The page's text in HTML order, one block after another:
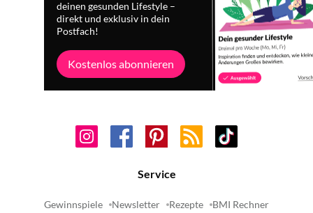
deinen gesunden Lifestyle –
direkt und exklusiv in dein
Postfach!
Kostenlos abonnieren
Service
Gewinnspiele Newsletter Rezepte BMI Rechner